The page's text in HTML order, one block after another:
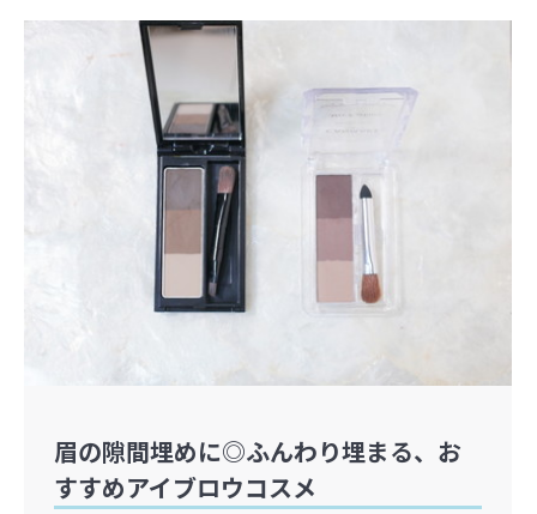
眉の隙間埋めに◎ふんわり埋まる、お
すすめアイブロウコスメ